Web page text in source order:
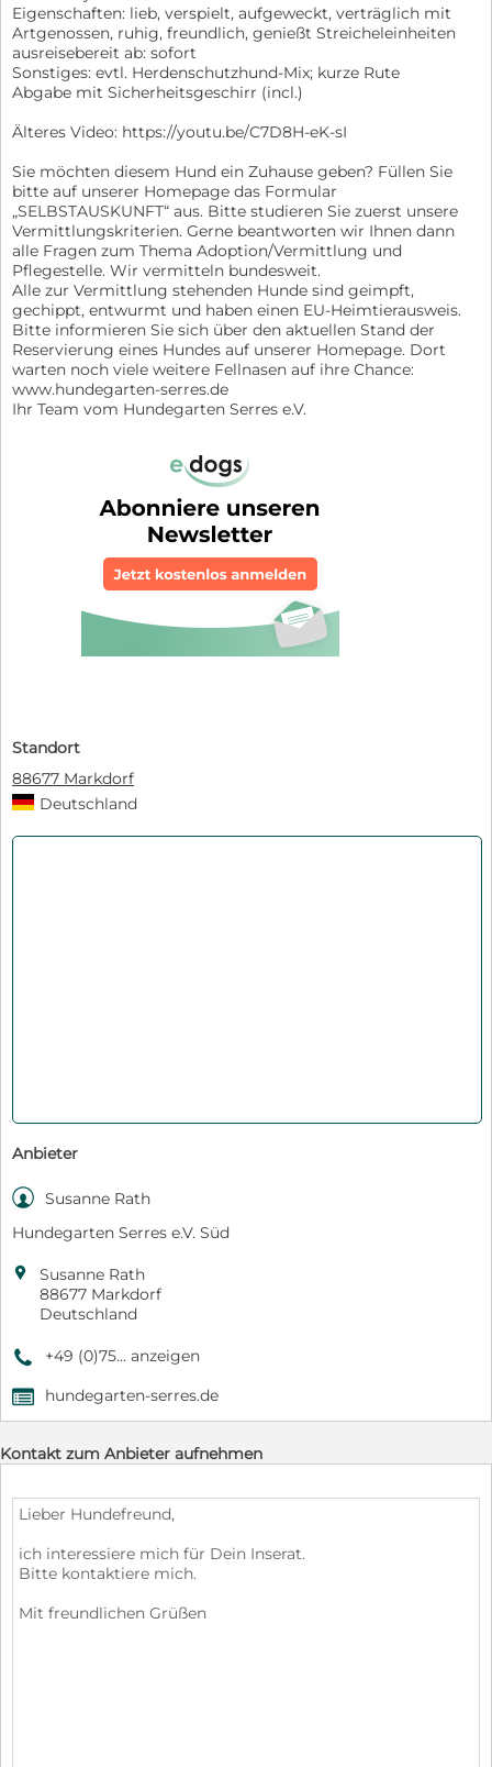
Eigenschaften: lieb, verspielt, aufgeweckt, verträglich mit
Artgenossen, ruhig, freundlich, genießt Streicheleinheiten
ausreisebereit ab: sofort
Sonstiges: evtl. Herdenschutzhund-Mix; kurze Rute
Abgabe mit Sicherheitsgeschirr (incl.)
Älteres Video: https://youtu.be/C7D8H-eK-sI
Sie möchten diesem Hund ein Zuhause geben? Füllen Sie
bitte auf unserer Homepage das Formular
„SELBSTAUSKUNFT“ aus. Bitte studieren Sie zuerst unsere
Vermittlungskriterien. Gerne beantworten wir Ihnen dann
alle Fragen zum Thema Adoption/Vermittlung und
Pflegestelle. Wir vermitteln bundesweit.
Alle zur Vermittlung stehenden Hunde sind geimpft,
gechippt, entwurmt und haben einen EU-Heimtierausweis.
Bitte informieren Sie sich über den aktuellen Stand der
Reservierung eines Hundes auf unserer Homepage. Dort
warten noch viele weitere Fellnasen auf ihre Chance:
www.hundegarten-serres.de
Ihr Team vom Hundegarten Serres e.V.
Standort
88677 Markdorf
Deutschland
Anbieter
 Susanne Rath
Hundegarten Serres e.V. Süd

Susanne Rath
88677 Markdorf
Deutschland
9 +49 (0)75... anzeigen
, hundegarten-serres.de
Kontakt zum Anbieter aufnehmen